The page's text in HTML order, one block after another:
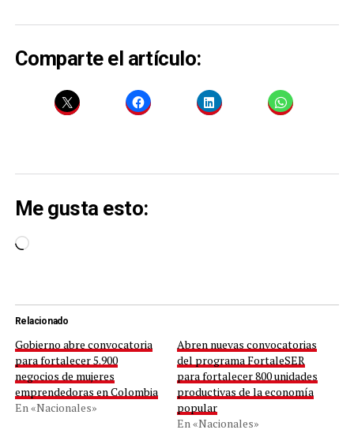
Comparte el artículo:
Me gusta esto:
Cargando...
Relacionado
Gobierno abre convocatoria
para fortalecer 5.900
negocios de mujeres
emprendedoras en Colombia
En «Nacionales»
Abren nuevas convocatorias
del programa FortaleSER
para fortalecer 800 unidades
productivas de la economía
popular
En «Nacionales»